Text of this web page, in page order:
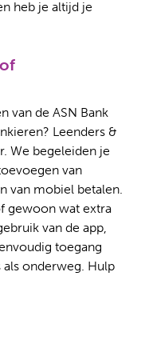
heb je altijd je
van de ASN Bank
Leenders &
We begeleiden je
van
van mobiel betalen.
gewoon wat extra
van de app,
toegang
onderweg. Hulp